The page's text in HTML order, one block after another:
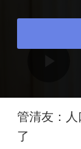
管清友：
了